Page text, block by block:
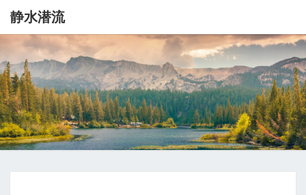
静水潜流
静
水
潜
记
录
一
点
生
活